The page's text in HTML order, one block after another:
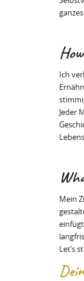
How
Ich
Jeder
Mein
Let’s